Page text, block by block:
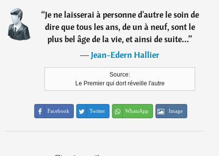
“Je ne laisserai à personne d'autre le soin de
dire que tous les ans, de un à neuf, sont le
plus bel âge de la vie, et ainsi de suite...”
―Jean-Edern Hallier
Source:
Le Premier qui dort réveille l'autre
Facebook Twitter WhatsApp Image